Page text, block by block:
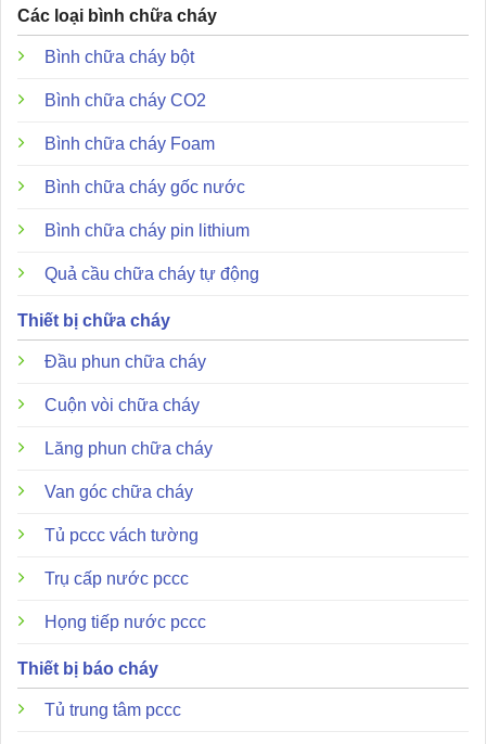
Các loại bình chữa cháy
Bình chữa cháy bột
Bình chữa cháy CO2
Bình chữa cháy Foam
Bình chữa cháy gốc nước
Bình chữa cháy pin lithium
Quả cầu chữa cháy tự động
Thiết bị chữa cháy
Đầu phun chữa cháy
Cuộn vòi chữa cháy
Lăng phun chữa cháy
Van góc chữa cháy
Tủ pccc vách tường
Trụ cấp nước pccc
Họng tiếp nước pccc
Thiết bị báo cháy
Tủ trung tâm pccc